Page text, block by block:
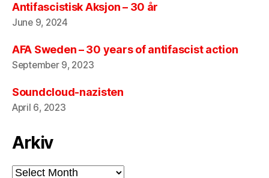
Antifascistisk Aksjon – 30 år
June 9, 2024
AFA Sweden – 30 years of antifascist action
September 9, 2023
Soundcloud-nazisten
April 6, 2023
Arkiv
Arkiv